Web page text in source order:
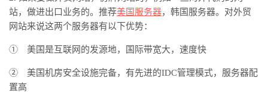
站，做进出口业务的。推荐美国服务器，韩国服务器。对外贸
网站来说这两个服务器有以下优势：
① 美国是互联网的发源地，国际带宽大，速度快
② 美国机房安全设施完备，有先进的IDC管理模式，服务器配
置高